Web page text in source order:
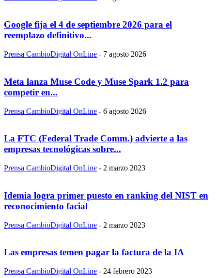
Google fija el 4 de septiembre 2026 para el
reemplazo definitivo...
Prensa CambioDigital OnLine - 7 agosto 2026
Meta lanza Muse Code y Muse Spark 1.2 para
competir en...
Prensa CambioDigital OnLine - 6 agosto 2026
La FTC (Federal Trade Comm.) advierte a las
empresas tecnológicas sobre...
Prensa CambioDigital OnLine - 2 marzo 2023
Idemia logra primer puesto en ranking del NIST en
reconocimiento facial
Prensa CambioDigital OnLine - 2 marzo 2023
Las empresas temen pagar la factura de la IA
Prensa CambioDigital OnLine - 24 febrero 2023